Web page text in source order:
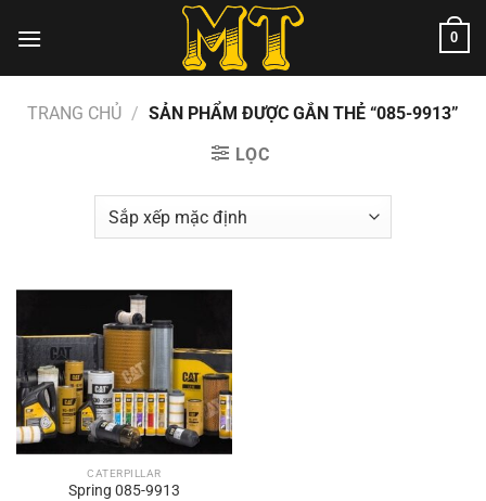
đến
0
TRANG CHỦ / SẢN PHẨM ĐƯỢC GẮN THẺ “085-9913”
LỌC
CATERPILLAR
Spring 085-9913